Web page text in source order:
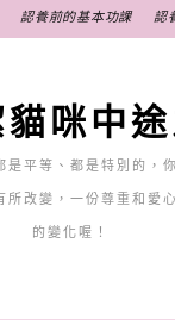
認養前的基本功課 認
咪中
平等、都是特別的，
所改變，一份尊重和愛
的變化喔！